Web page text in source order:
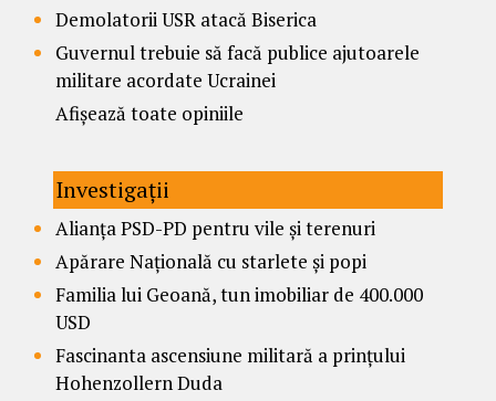
Demolatorii USR atacă Biserica
Guvernul trebuie să facă publice ajutoarele
militare acordate Ucrainei
Afișează toate opiniile
Investigații
Alianța PSD-PD pentru vile și terenuri
Apărare Națională cu starlete și popi
Familia lui Geoană, tun imobiliar de 400.000
USD
Fascinanta ascensiune militară a prințului
Hohenzollern Duda